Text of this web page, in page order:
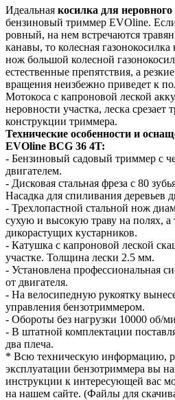
Идеальная косилка для неровного
бензиновый триммер EVOline.
ровный, на нем встречаются
канавы, то колесная
нож большой колесной
естественные препятствия, а
вращения неизбежно приведет к
Мотокоса с капроновой леской
неровности участка, леска срезает
конструкции триммера.
Технические особенности и
EVOline BCG 36 4T:
- Бензиновый садовый триммер с
двигателем.
- Дисковая стальная фреза с 80
Насадка для спиливания деревьев
- Трехлопастной стальной нож
сухую и высокую траву на полях,
дикорастущих кустарников.
- Катушка с капроновой леской
участке. Толщина лески 2.5 мм.
- Установлена профессиональная
от двигателя.
- На велосипедную рукоятку
управления бензотриммером.
- Обороты без нагрузки 10000 об/
- В штатной комплектации
два плеча.
* Всю техническую информацию,
эксплуатации бензотриммера вы
инструкции к интересующей вас
на нашем сайте. (Файлы для